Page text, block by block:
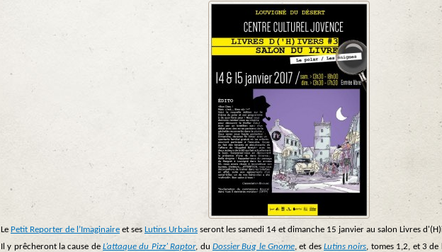
Le Petit Reporter de l’Imaginaire et ses Lutins Urbains seront les samedi 14 et dimanche 15 janvier au salon Livres
Il y prêcheront la cause deL’attaque du Pizz’ Raptor, du Dossier Bug le Gnome, et desLutins noirs, tomes 1,2, et 3 de